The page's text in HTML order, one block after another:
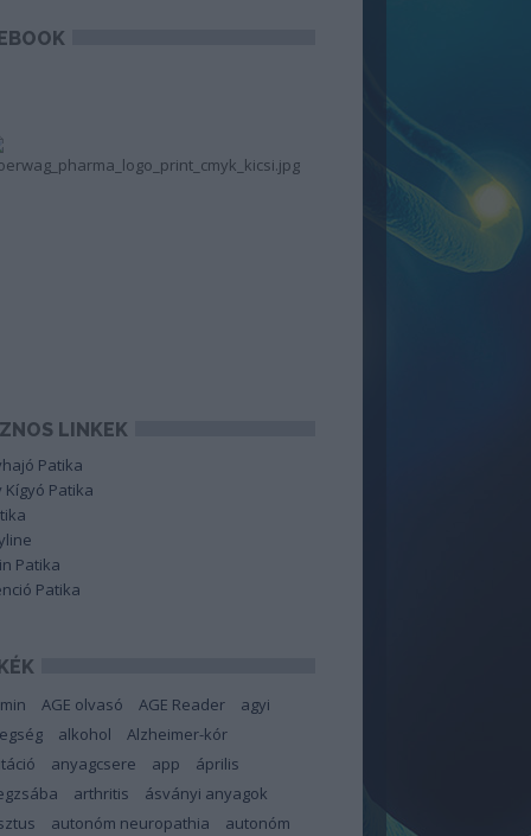
LINKEK
Patika
Kígyó Patika
Patika
Patika
AGE olvasó AGE Reader
agyi
alkohol
Alzheimer-kór
anyagcsere app
április
arthritis
ásványi anyagok
autonóm neuropathia
autonóm